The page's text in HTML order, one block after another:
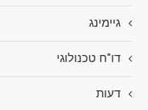
גיימינג
דו"ח טכנולוגי
דעות